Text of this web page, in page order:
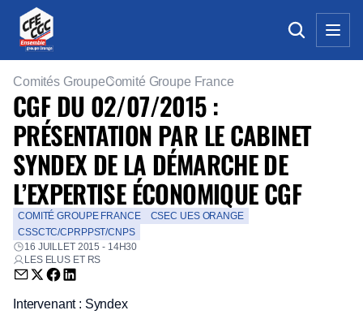
Comités GroupeComité Groupe France
CGF DU 02/07/2015 :
PRÉSENTATION PAR LE CABINET
SYNDEX DE LA DÉMARCHE DE
L’EXPERTISE ÉCONOMIQUE CGF
COMITÉ GROUPE FRANCE
CSEC UES ORANGE
CSSCTC/CPRPPST/CNPS
16 JUILLET 2015 - 14H30
LES ELUS ET RS
Envoyer par email (nouvelle fenêtre)
Partager sur Twitter (nouvelle fenêtre)
Partager sur Facebook (nouvelle fenêtre)
Partager sur LinkedIn (nouvelle fenêtre)
Intervenant : Syndex